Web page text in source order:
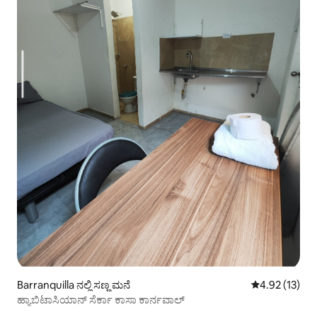
Barranquilla ನಲ್ಲಿ ಸಣ್ಣ ಮನೆ 5 ರಲ್ಲಿ 4.92
4.92 (13)
ಹ್ಯಾಬಿಟಾಸಿಯಾನ್ ಸೆರ್ಕಾ ಕಾಸಾ ಕಾರ್ನವಾಲ್